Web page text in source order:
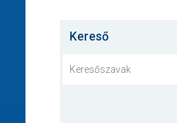
Kereső